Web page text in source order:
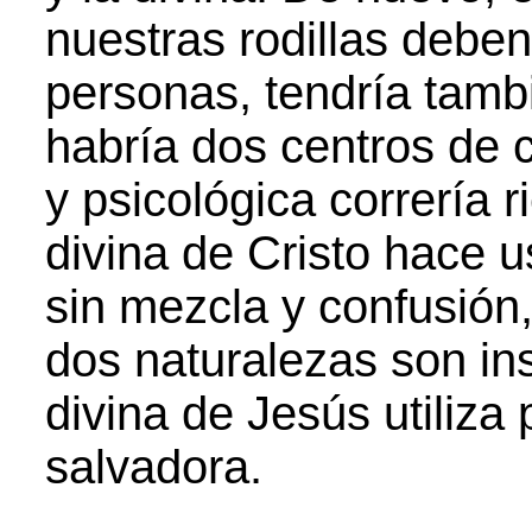
nuestras rodillas
personas, tendría
habría dos centros de
y psicológica correría
divina de Cristo hace
sin mezcla y
dos naturalezas son
divina de Jesús utiliza
salvadora.